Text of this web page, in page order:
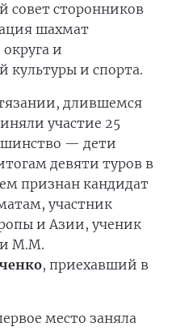
совет сторонников
шахмат
и
культуры и спорта.
длившемся
участие 25
— дети
девяти туров в
признан кандидат
участник
и Азии, ученик
М.М.
, приехавший в
место заняла